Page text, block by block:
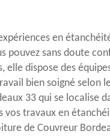
en
pouvez sans doute
elle dispose des
bien soigné selon
33 qui se localise
vos travaux en
de Couvreur